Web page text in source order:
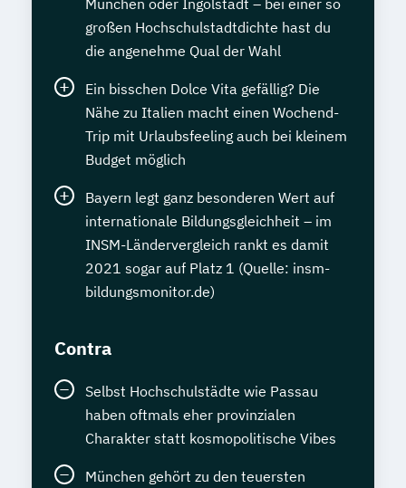
München oder Ingolstadt – bei einer so
großen Hochschulstadtdichte hast du
die angenehme Qual der Wahl
Ein bisschen Dolce Vita gefällig? Die
Nähe zu Italien macht einen Wochend-
Trip mit Urlaubsfeeling auch bei kleinem
Budget möglich
Bayern legt ganz besonderen Wert auf
internationale Bildungsgleichheit – im
INSM-Ländervergleich rankt es damit
2021 sogar auf Platz 1 (Quelle: insm-
bildungsmonitor.de)
Contra
Selbst Hochschulstädte wie Passau
haben oftmals eher provinzialen
Charakter statt kosmopolitische Vibes
München gehört zu den teuersten